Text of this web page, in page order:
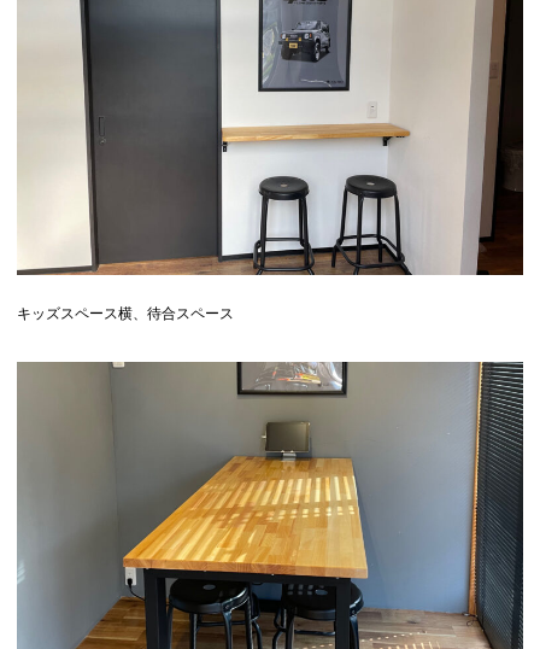
キッズスペース横、待合スペース